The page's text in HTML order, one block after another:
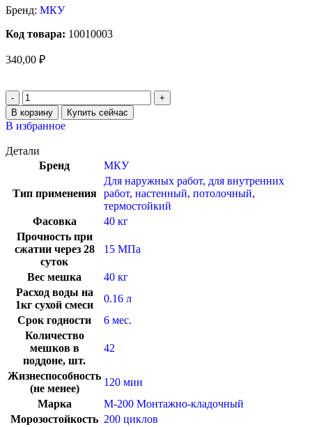
Бренд: МКУ
Код товара: 10010003
340,00 ₽
В корзину Купить сейчас
В избранное
Детали
Бренд
МКУ
Тип применения
Для наружных работ, для внутренних
работ, настенный, потолочный,
термостойкий
Фасовка
40 кг
Прочность при
сжатии через 28
суток
15 МПа
Вес мешка
40 кг
Расход воды на
1кг сухой смеси
0.16 л
Срок годности
6 мес.
Количество
мешков в
поддоне, шт.
42
Жизнеспособность
(не менее)
120 мин
Марка
М-200 Монтажно-кладочный
Морозостойкость 200 циклов